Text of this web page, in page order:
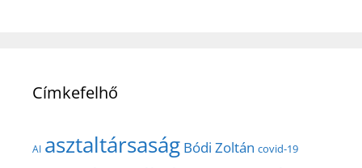
Címkefelhő
AI asztaltársaság Bódi Zoltán covid-19